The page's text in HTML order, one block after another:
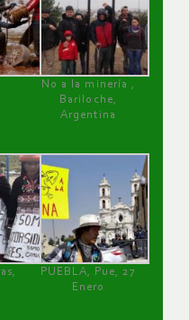
No a la minería ,
Bariloche,
Argentina
PUEBLA, Pue, 27
Enero